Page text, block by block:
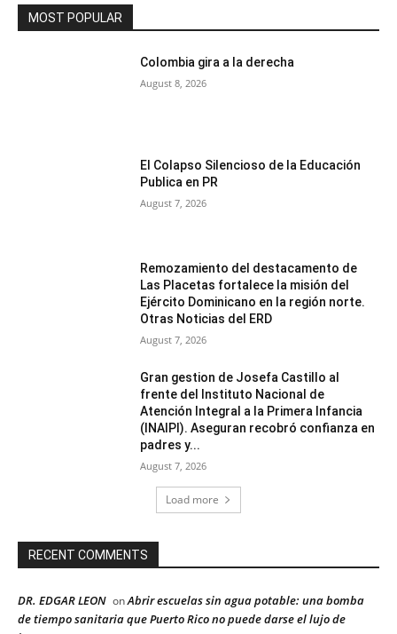
MOST POPULAR
Colombia gira a la derecha
August 8, 2026
El Colapso Silencioso de la Educación
Publica en PR
August 7, 2026
Remozamiento del destacamento de
Las Placetas fortalece la misión del
Ejército Dominicano en la región norte.
Otras Noticias del ERD
August 7, 2026
Gran gestion de Josefa Castillo al
frente del Instituto Nacional de
Atención Integral a la Primera Infancia
(INAIPI). Aseguran recobró confianza en
padres y...
August 7, 2026
Load more
RECENT COMMENTS
DR. EDGAR LEON onAbrir escuelas sin agua potable: una bomba
de tiempo sanitaria que Puerto Rico no puede darse el lujo de